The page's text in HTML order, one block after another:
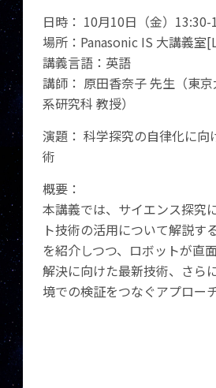
日時： 10月10日（金）13:30-
場所：Panasonic IS 大講義室
講義言語：英語
講師： 原田香奈子 先生（東
系研究科 教授）
演題： 科学探究の自律化に向
術
概要：
本講義では、サイエンス探究
ト技術の活用について解説す
を紹介しつつ、ロボットが直
解決に向けた最新技術、さら
境での検証をつなぐアプロー